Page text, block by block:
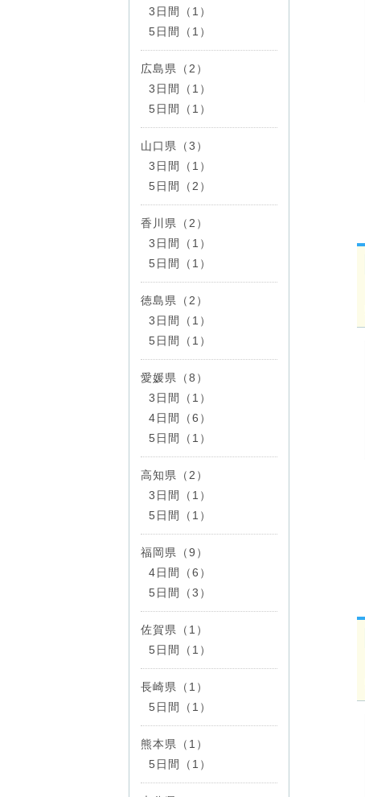
3日間（1）
5日間（1）
広島県（2）
3日間（1）
5日間（1）
山口県（3）
3日間（1）
5日間（2）
香川県（2）
3日間（1）
5日間（1）
徳島県（2）
3日間（1）
5日間（1）
愛媛県（8）
3日間（1）
4日間（6）
5日間（1）
高知県（2）
3日間（1）
5日間（1）
福岡県（9）
4日間（6）
5日間（3）
佐賀県（1）
5日間（1）
長崎県（1）
5日間（1）
熊本県（1）
5日間（1）